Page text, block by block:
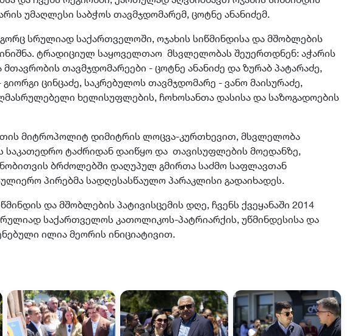
უმაღლესი საბჭოს თავმჯდომარემ, ცოტნე ანანიძემ.
სრულიად საქართველოში, ოჯახის სიწმინდისა და მშობლების
ტრადიციულ საყოველთაო მსვლელობას შეუერთდნენ: აჭარის
თავმჯდომარეები - ცოტნე ანანიძე და ზურაბ პატარაძე,
ცინცაძე, საკრებულოს თავმჯდომარე - ვანო მაისურაძე,
ხელისუფლების, ჩოხოსანთა დასისა და საზოგადოების
მიტროპოლიტ დიმიტრის ლოცვა-კურთხევით, მსვლელობა
საკათედრო ტაძრიდან დაიწყო და თავისუფლების მოედანზე,
ბრძოლებში დაღუპულ გმირთა საძმო საფლავთან
პირებმა სადღესასწაულო პარაკლისი გადაიხადეს.
და მშობლების პატივისცემის დღე, ჩვენს ქვეყანაში 2014
საქართველოს კათოლიკოს-პატრიარქის, უწმინდესისა და
ილია მეორის ინიციატივით.